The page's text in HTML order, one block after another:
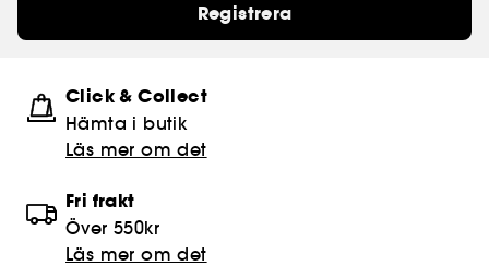
Registrera
Click & Collect
Hämta i butik​
Läs mer om det
Fri frakt
Över 550kr
Läs mer om det